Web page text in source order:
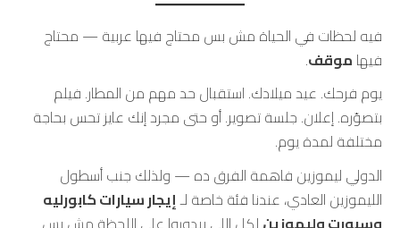
فيه لحظات في الحياة مش بس محتاج فيها عربية — محتاج
فيها موقف.
يوم فرحك. عيد ميلادك. استقبال حد مهم من المطار. فيلم
بتصوّره. إعلان. جلسة تصوير. أو حتى مجرد إنك عايز تحس بحاجة
مختلفة لمدة يوم.
الدولي ليموزين فاهمة الفرق ده — ولذلك جنب أسطول
الليموزين العادي، عندنا فئة خاصة لـإيجار سيارات كابورليه